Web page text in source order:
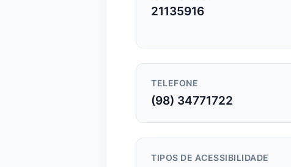
21135916
TELEFONE
(98) 34771722
TIPOS DE ACESSIBILIDADE